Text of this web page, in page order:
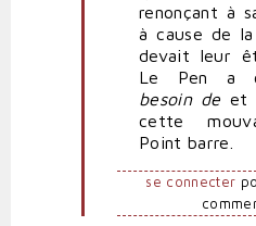
renonçant à
à cause de
devait leur
Le Pen a
besoin deet
cette
Point barre.
se connecter